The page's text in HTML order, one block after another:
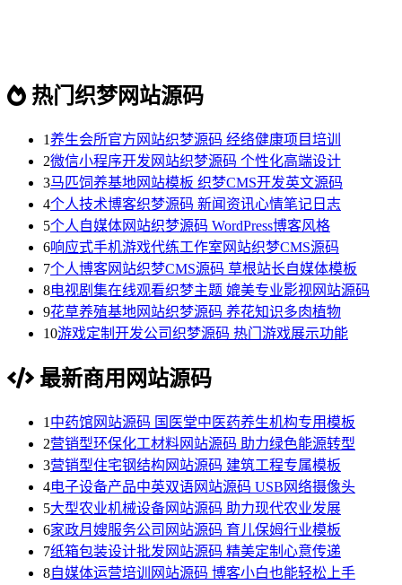
热门织梦网站源码
1养生会所官方网站织梦源码 经络健康项目培训
2微信小程序开发网站织梦源码 个性化高端设计
3马匹饲养基地网站模板 织梦CMS开发英文源码
4个人技术博客织梦源码 新闻资讯心情笔记日志
5个人自媒体网站织梦源码 WordPress博客风格
6响应式手机游戏代练工作室网站织梦CMS源码
7个人博客网站织梦CMS源码 草根站长自媒体模板
8电视剧集在线观看织梦主题 媲美专业影视网站源码
9花草养殖基地网站织梦源码 养花知识多肉植物
10游戏定制开发公司织梦源码 热门游戏展示功能
最新商用网站源码
1 中药馆网站源码 国医堂中医药养生机构专用模板
2营销型环保化工材料网站源码 助力绿色能源转型
3营销型住宅钢结构网站源码 建筑工程专属模板
4电子设备产品中英双语网站源码 USB网络摄像头
5大型农业机械设备网站源码 助力现代农业发展
6家政月嫂服务公司网站源码 育儿保姆行业模板
7纸箱包装设计批发网站源码 精美定制心意传递
8自媒体运营培训网站源码 博客小白也能轻松上手